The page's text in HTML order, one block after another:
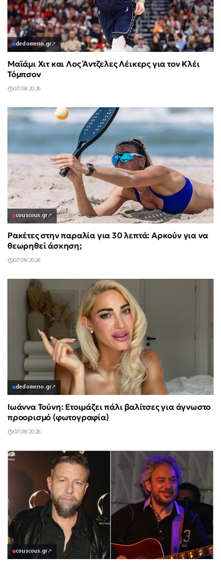
dedomeno.gr↗
Μαϊάμι Χιτ και Λος Άντζελες Λέικερς για τον Κλέι
Τόμπσον
07/08/2026
couscous.gr↗
Ρακέτες στην παραλία για 30 λεπτά: Αρκούν για να
θεωρηθεί άσκηση;
07/08/2026
dedomeno.gr↗
Ιωάννα Τούνη: Ετοιμάζει πάλι βαλίτσες για άγνωστο
προορισμό (φωτογραφία)
07/08/2026
couscous.gr↗